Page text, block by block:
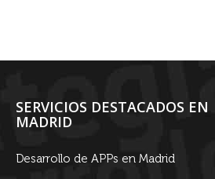
SERVICIOS DESTACADOS EN
MADRID
Desarrollo de APPs en Madrid